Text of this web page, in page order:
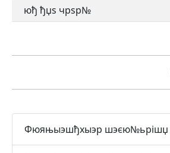
юђ ђџѕ чрѕр№
Фюяњыэшђхыэр шэєю№ьрішџ